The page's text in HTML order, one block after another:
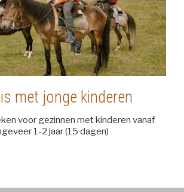
met jonge kinderen
voor gezinnen met kinderen vanaf
1-2 jaar (15 dagen)